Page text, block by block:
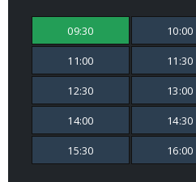
09:30 10:00
11:00 11:30
12:30 13:00
14:00 14:30
15:30 16:00